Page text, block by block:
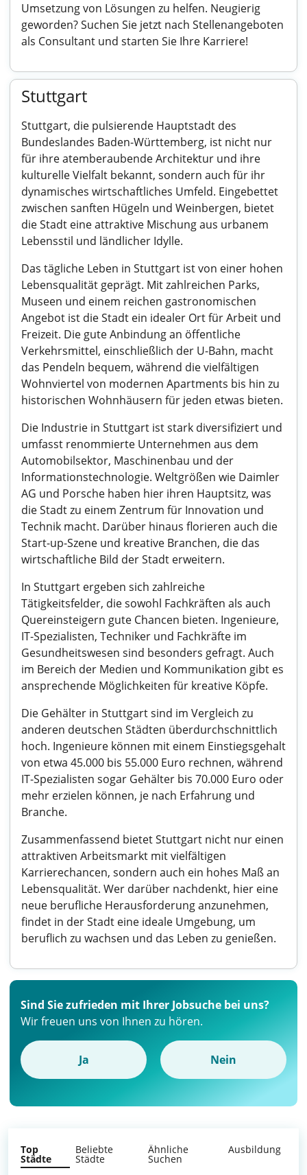
Umsetzung von Lösungen zu helfen. Neugierig
geworden? Suchen Sie jetzt nach Stellenangeboten
als Consultant und starten Sie Ihre Karriere!
Stuttgart
Stuttgart, die pulsierende Hauptstadt des
Bundeslandes Baden-Württemberg, ist nicht nur
für ihre atemberaubende Architektur und ihre
kulturelle Vielfalt bekannt, sondern auch für ihr
dynamisches wirtschaftliches Umfeld. Eingebettet
zwischen sanften Hügeln und Weinbergen, bietet
die Stadt eine attraktive Mischung aus urbanem
Lebensstil und ländlicher Idylle.
Das tägliche Leben in Stuttgart ist von einer hohen
Lebensqualität geprägt. Mit zahlreichen Parks,
Museen und einem reichen gastronomischen
Angebot ist die Stadt ein idealer Ort für Arbeit und
Freizeit. Die gute Anbindung an öffentliche
Verkehrsmittel, einschließlich der U-Bahn, macht
das Pendeln bequem, während die vielfältigen
Wohnviertel von modernen Apartments bis hin zu
historischen Wohnhäusern für jeden etwas bieten.
Die Industrie in Stuttgart ist stark diversifiziert und
umfasst renommierte Unternehmen aus dem
Automobilsektor, Maschinenbau und der
Informationstechnologie. Weltgrößen wie Daimler
AG und Porsche haben hier ihren Hauptsitz, was
die Stadt zu einem Zentrum für Innovation und
Technik macht. Darüber hinaus florieren auch die
Start-up-Szene und kreative Branchen, die das
wirtschaftliche Bild der Stadt erweitern.
In Stuttgart ergeben sich zahlreiche
Tätigkeitsfelder, die sowohl Fachkräften als auch
Quereinsteigern gute Chancen bieten. Ingenieure,
IT-Spezialisten, Techniker und Fachkräfte im
Gesundheitswesen sind besonders gefragt. Auch
im Bereich der Medien und Kommunikation gibt es
ansprechende Möglichkeiten für kreative Köpfe.
Die Gehälter in Stuttgart sind im Vergleich zu
anderen deutschen Städten überdurchschnittlich
hoch. Ingenieure können mit einem Einstiegsgehalt
von etwa 45.000 bis 55.000 Euro rechnen, während
IT-Spezialisten sogar Gehälter bis 70.000 Euro oder
mehr erzielen können, je nach Erfahrung und
Branche.
Zusammenfassend bietet Stuttgart nicht nur einen
attraktiven Arbeitsmarkt mit vielfältigen
Karrierechancen, sondern auch ein hohes Maß an
Lebensqualität. Wer darüber nachdenkt, hier eine
neue berufliche Herausforderung anzunehmen,
findet in der Stadt eine ideale Umgebung, um
beruflich zu wachsen und das Leben zu genießen.
Sind Sie zufrieden mit Ihrer Jobsuche bei uns?
Wir freuen uns von Ihnen zu hören.
Ja Nein
Top
Städte
Beliebte
Städte
Ähnliche
Suchen
Ausbildung